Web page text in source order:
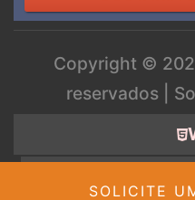
SOLICITE
Copyright ©
reservados |